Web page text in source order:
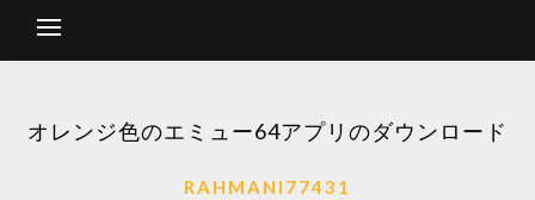
オレンジ色のエミュー64アプリのダウンロード
RAHMANI77431